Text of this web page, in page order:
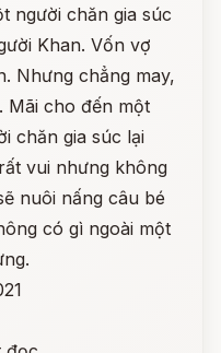
người chăn gia súc
Khan. Vốn vợ
Nhưng chẳng may,
Mãi cho đến một
chăn gia súc lại
vui nhưng không
nuôi nấng câu bé
có gì ngoài một